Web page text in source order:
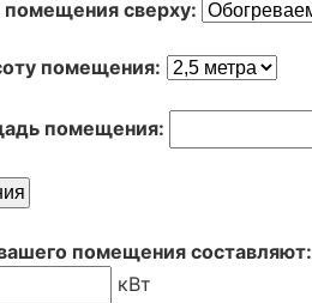
сверху:
помещения:
помещения:
помещения составляют:
кВт